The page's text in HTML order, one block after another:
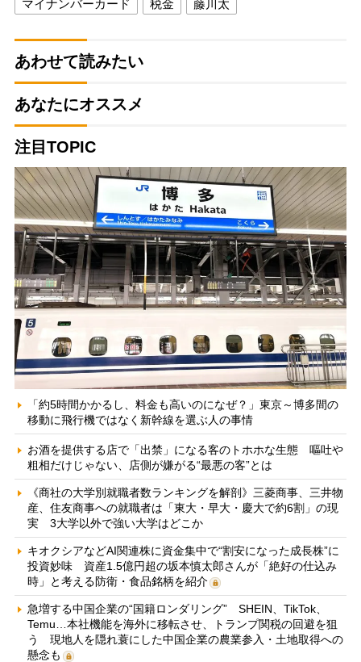
マイナンバーカード 税金 藤川太
あわせて読みたい
あなたにオススメ
注目TOPIC
「約5時間かかるし、料金も高いのになぜ？」東京～博多間の
移動に飛行機ではなく新幹線を選ぶ人の事情
お酒を提供する店で「出禁」になる客のトホホな生態 嘔吐や
粗相だけじゃない、店側が嫌がる“最悪の客”とは
《商社の大学別就職者数ランキングを解剖》三菱商事、三井物
産、住友商事への就職者は「東大・早大・慶大で約6割」の現
実 3大学以外で強い大学はどこか
キオクシアなどAI関連株に資金集中で“割安になった成長株”に
投資妙味 資産1.5億円超の坂本慎太郎さんが「絶好の仕込み
時」と考える防衛・食品銘柄を紹介
急増する中国企業の“国籍ロンダリング” SHEIN、TikTok、
Temu…本社機能を海外に移転させ、トランプ関税の回避を狙
う 現地人を隠れ蓑にした中国企業の農業参入・土地取得への
懸念も